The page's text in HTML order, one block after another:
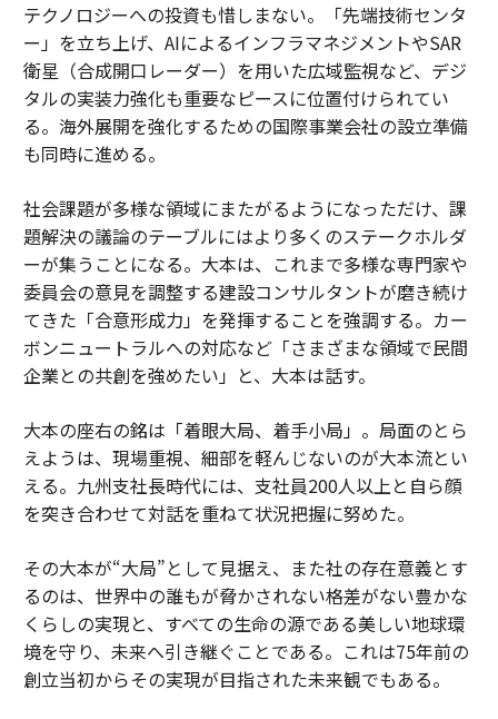
テクノロジーへの投資も惜しまない。「先端技術センタ
ー」を立ち上げ、AIによるインフラマネジメントやSAR
衛星（合成開口レーダー）を用いた広域監視など、デジ
タルの実装力強化も重要なピースに位置付けられてい
る。海外展開を強化するための国際事業会社の設立準備
も同時に進める。
社会課題が多様な領域にまたがるようになっただけ、課
題解決の議論のテーブルにはより多くのステークホルダ
ーが集うことになる。大本は、これまで多様な専門家や
委員会の意見を調整する建設コンサルタントが磨き続け
てきた「合意形成力」を発揮することを強調する。カー
ボンニュートラルへの対応など「さまざまな領域で民間
企業との共創を強めたい」と、大本は話す。
大本の座右の銘は「着眼大局、着手小局」。局面のとら
えようは、現場重視、細部を軽んじないのが大本流とい
える。九州支社長時代には、支社員200人以上と自ら顔
を突き合わせて対話を重ねて状況把握に努めた。
その大本が“大局”として見据え、また社の存在意義とす
るのは、世界中の誰もが脅かされない格差がない豊かな
くらしの実現と、すべての生命の源である美しい地球環
境を守り、未来へ引き継ぐことである。これは75年前の
創立当初からその実現が目指された未来観でもある。